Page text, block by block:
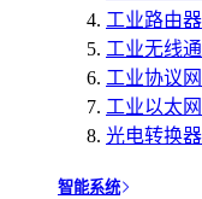
工业路由器
工业无线
工业协议
工业以太
光电转换
智能系统